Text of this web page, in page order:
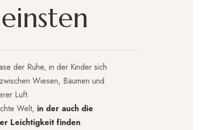
einsten
der Ruhe, in der Kinder sich
Wiesen, Bäumen und
Luft.
Welt, in der auch die
Leichtigkeit finden.